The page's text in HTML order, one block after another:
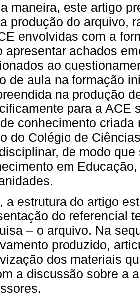
maneira, este artigo
produção do arquivo,
envolvidas com a
apresentar achados
ao
de aula na formação
na produção
para a ACE
conhecimento criada
do Colégio de
de modo
em
a estrutura do artigo
do referencial
– o arquivo. Na
produzido,
dos materiais
a discussão sobre a